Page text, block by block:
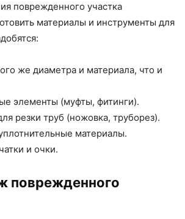
поврежденного участка
материалы и инструменты для
же диаметра и материала, что и
элементы (муфты, фитинги).
резки труб (ножовка, труборез).
материалы.
и очки.
поврежденного